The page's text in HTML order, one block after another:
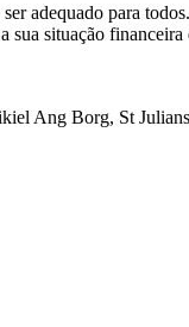
adequado para
situação
Ang Borg, St